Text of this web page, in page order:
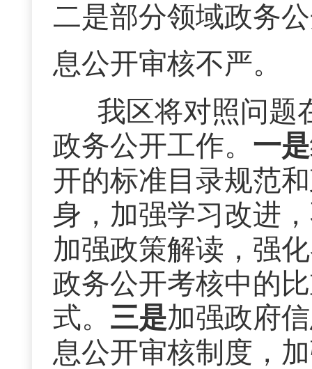
二是部分领域政务
息公开审核不严。
我区将对照问题
政务公开工作。 一是
开的标准目录规范
身，加强学习改进
加强政策解读，强
政务公开考核中的
式。 三是加强政府
息公开审核制度，